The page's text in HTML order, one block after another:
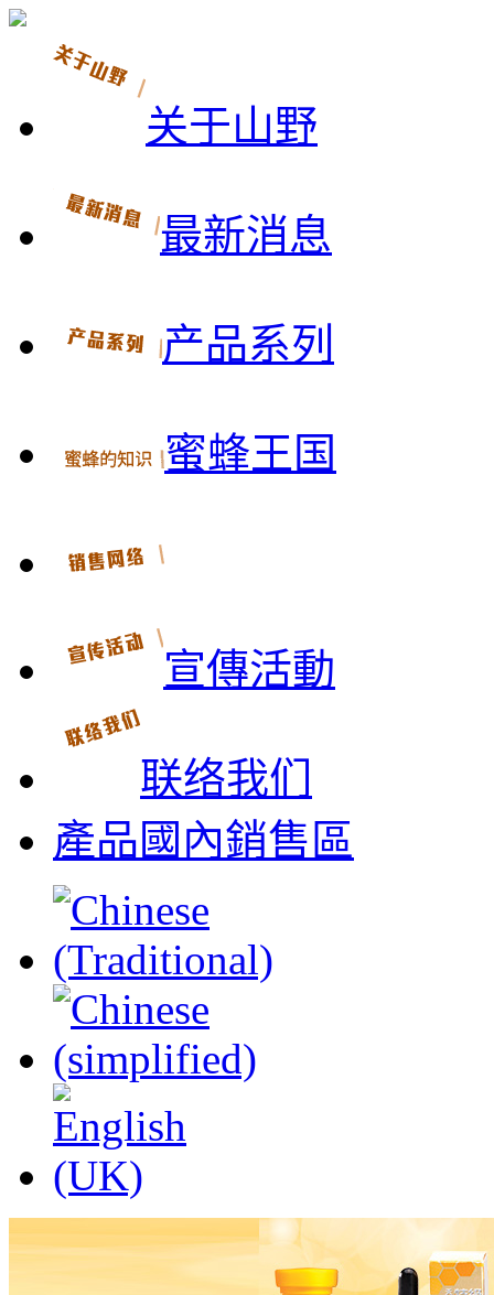
关于山野
最新消息
产品系列
蜜蜂王国
宣傳活動
联络我们
產品國內銷售區